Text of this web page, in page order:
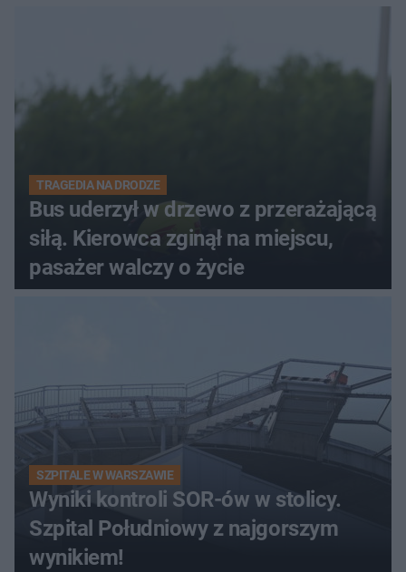
TRAGEDIA NA DRODZE
Bus uderzył w drzewo z przerażającą
siłą. Kierowca zginął na miejscu,
pasażer walczy o życie
SZPITALE W WARSZAWIE
Wyniki kontroli SOR-ów w stolicy.
Szpital Południowy z najgorszym
wynikiem!